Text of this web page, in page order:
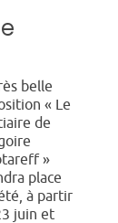
belle
« Le
de
»
place
à partir
juin et